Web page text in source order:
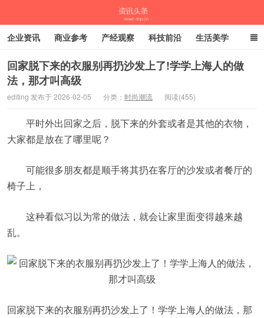
资讯头条
企业资讯 商业参考 产经观察 科技前沿 生活美学
时尚潮流 母婴亲子 专栏
回家脱下来的衣服别再扔沙发上了!学学上海人的做
法，那才叫高级
editing 发布于 2026-02-05 分类： 时尚潮流 阅读(455)
平时外出回家之后，脱下来的外套或者是其他的衣物，
大家都是放在了哪里呢？
可能很多朋友都是顺手将其扔在客厅的沙发或者餐厅的
椅子上，
这种看似习以为常的做法，就会让家里面变得越来越
乱。
回家脱下来的衣服别再扔沙发上了！学学上海人的做法，那